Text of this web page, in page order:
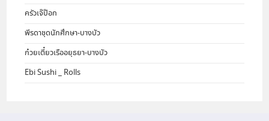
ครัวเจ๊ป๊อก
พีรดาชุดนักศึกษา-บางบัว
ก๋วยเตี๋ยวเรืออยุธยา-บางบัว
Ebi Sushi _ Rolls